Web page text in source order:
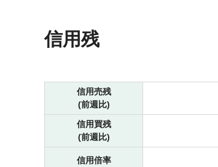
信用残
信用売残
(前週比)
信用買残
(前週比)
信用倍率